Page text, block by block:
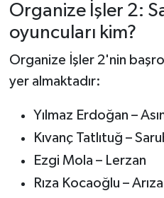
Organize İşler 2:
oyuncuları kim?
Organize İşler 2'nin
yer almaktadır:
Yılmaz Erdoğan –
Kıvanç Tatlıtuğ –
Ezgi Mola – Lerzan
Rıza Kocaoğlu – Arıza